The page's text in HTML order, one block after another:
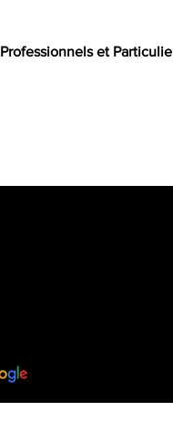
Professionnels et